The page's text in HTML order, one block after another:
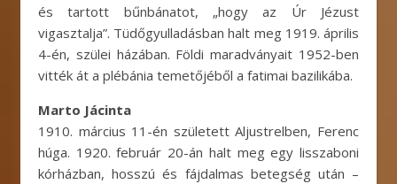
és tartott bűnbánatot, „hogy az Úr Jézust
vigasztalja”. Tüdőgyulladásban halt meg 1919. április
4-én, szülei házában. Földi maradványait 1952-ben
vitték át a plébánia temetőjéből a fatimai bazilikába.
Marto Jácinta
1910. március 11-én született Aljustrelben, Ferenc
húga. 1920. február 20-án halt meg egy lisszaboni
kórházban, hosszú és fájdalmas betegség után –